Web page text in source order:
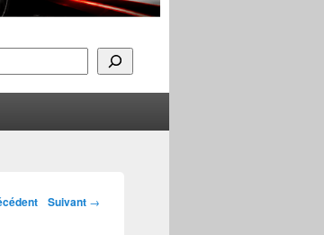
Navigation des
Suivant →